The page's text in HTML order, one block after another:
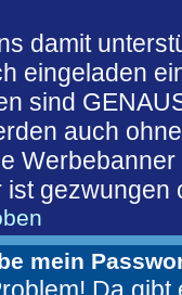
damit
eingeladen
sind
auch
ist gezwungen
mein